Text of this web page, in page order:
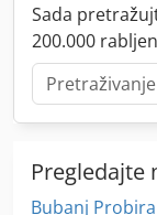
Sada
200.000
Pregledajte
Bubanj Probira